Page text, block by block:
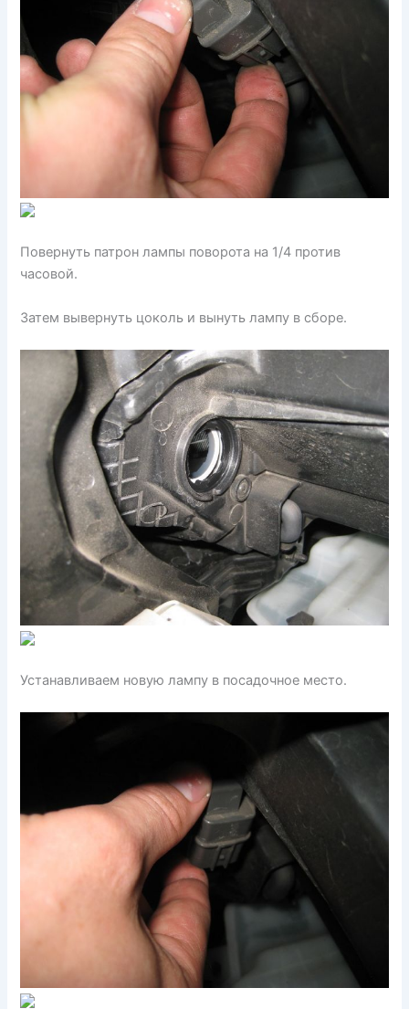
Повернуть патрон лампы поворота на 1/4 против
часовой.
Затем вывернуть цоколь и вынуть лампу в сборе.
Устанавливаем новую лампу в посадочное место.